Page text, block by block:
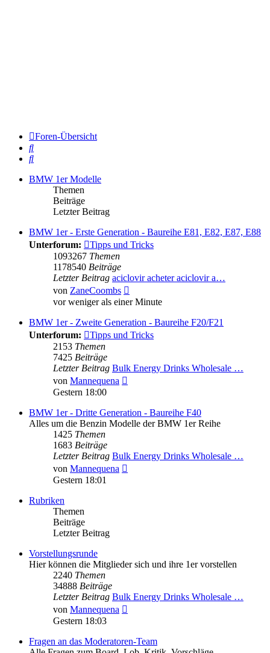
Foren-Übersicht
Suche
Suche
BMW 1er Modelle
Themen
Beiträge
Letzter Beitrag
BMW 1er - Erste Generation - Baureihe E81, E82, E87, E88
Unterforum:
Tipps und Tricks
1093267 Themen
1178540 Beiträge
Letzter Beitrag aciclovir acheter aciclovir a…
von ZaneCoombs
Beitrag
vor weniger als einer Minute
BMW 1er - Zweite Generation - Baureihe F20/F21
Unterforum:
Tipps und Tricks
2153 Themen
7425 Beiträge
Letzter Beitrag Bulk Energy Drinks Wholesale …
von Mannequena
Gestern 18:00
BMW 1er - Dritte Generation - Baureihe F40
Alles um die Benzin Modelle der BMW 1er Reihe
1425 Themen
1683 Beiträge
Letzter Beitrag Bulk Energy Drinks Wholesale …
von Mannequena
Gestern 18:01
Rubriken
Themen
Beiträge
Letzter Beitrag
Vorstellungsrunde
Hier können die Mitglieder sich und ihre 1er vorstellen
2240 Themen
34888 Beiträge
Letzter Beitrag Bulk Energy Drinks Wholesale …
von Mannequena
Gestern 18:03
Fragen an das Moderatoren-Team